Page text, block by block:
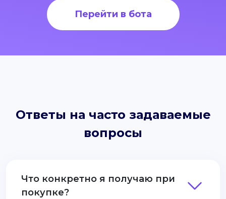
Перейти в бота
Ответы на часто задаваемые
вопросы
Что конкретно я получаю при
покупке?